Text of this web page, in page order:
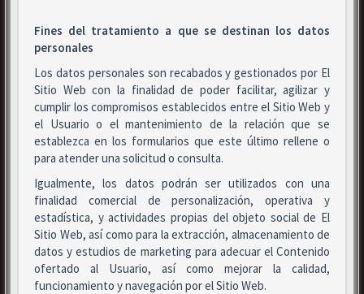
Fines del tratamiento a que se destinan los datos
personales
Los datos personales son recabados y gestionados por El
Sitio Web con la finalidad de poder facilitar, agilizar y
cumplir los compromisos establecidos entre el Sitio Web y
el Usuario o el mantenimiento de la relación que se
establezca en los formularios que este último rellene o
para atender una solicitud o consulta.
Igualmente, los datos podrán ser utilizados con una
finalidad comercial de personalización, operativa y
estadística, y actividades propias del objeto social de El
Sitio Web, así como para la extracción, almacenamiento de
datos y estudios de marketing para adecuar el Contenido
ofertado al Usuario, así como mejorar la calidad,
funcionamiento y navegación por el Sitio Web.